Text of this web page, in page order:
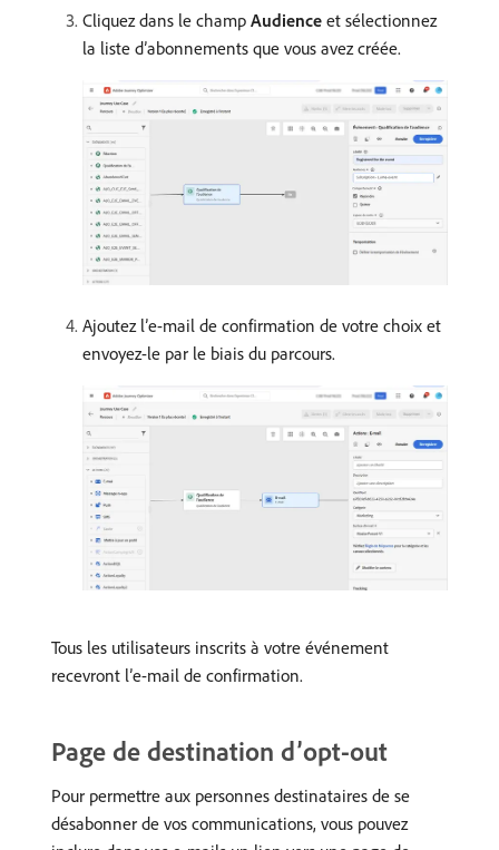
Cliquez dans le champ Audience et sélectionnez
la liste d’abonnements que vous avez créée.
Ajoutez lʼe-mail de confirmation de votre choix et
envoyez-le par le biais du parcours.
Tous les utilisateurs inscrits à votre événement
recevront l’e-mail de confirmation.
Page de destination d’opt-out
Pour permettre aux personnes destinataires de se
désabonner de vos communications, vous pouvez